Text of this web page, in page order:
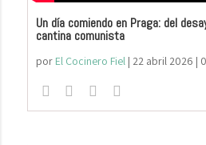
Un día comiendo en Praga: del
cantina comunista
por El Cocinero Fiel| 22 abril 2026 |